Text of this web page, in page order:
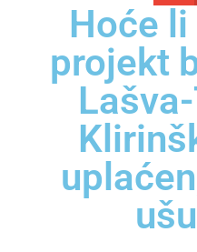
Hoće
projekt